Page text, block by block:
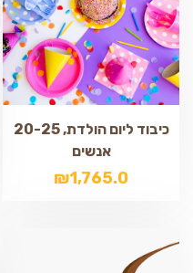
כיבוד ליום הולדת, 20-25
אנשים
₪1,765.0